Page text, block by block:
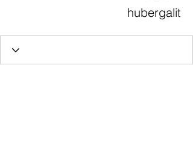
hubergalit